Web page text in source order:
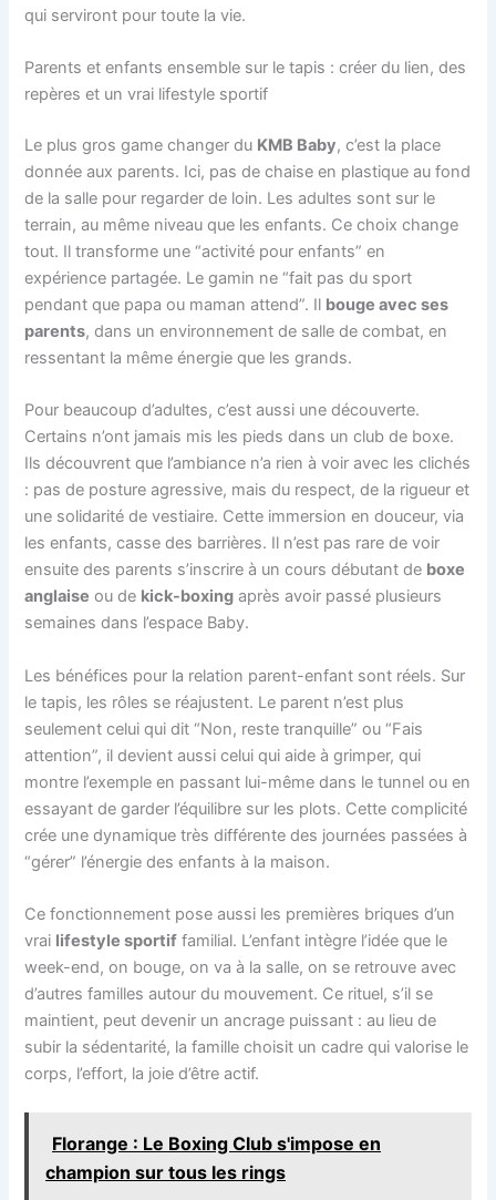
qui serviront pour toute la vie.
Parents et enfants ensemble sur le tapis : créer du lien, des
repères et un vrai lifestyle sportif
Le plus gros game changer du KMB Baby, c’est la place
donnée aux parents. Ici, pas de chaise en plastique au fond
de la salle pour regarder de loin. Les adultes sont sur le
terrain, au même niveau que les enfants. Ce choix change
tout. Il transforme une “activité pour enfants” en
expérience partagée. Le gamin ne “fait pas du sport
pendant que papa ou maman attend”. Il bouge avec ses
parents, dans un environnement de salle de combat, en
ressentant la même énergie que les grands.
Pour beaucoup d’adultes, c’est aussi une découverte.
Certains n’ont jamais mis les pieds dans un club de boxe.
Ils découvrent que l’ambiance n’a rien à voir avec les clichés
: pas de posture agressive, mais du respect, de la rigueur et
une solidarité de vestiaire. Cette immersion en douceur, via
les enfants, casse des barrières. Il n’est pas rare de voir
ensuite des parents s’inscrire à un cours débutant de boxe
anglaise ou de kick-boxing après avoir passé plusieurs
semaines dans l’espace Baby.
Les bénéfices pour la relation parent-enfant sont réels. Sur
le tapis, les rôles se réajustent. Le parent n’est plus
seulement celui qui dit “Non, reste tranquille” ou “Fais
attention”, il devient aussi celui qui aide à grimper, qui
montre l’exemple en passant lui-même dans le tunnel ou en
essayant de garder l’équilibre sur les plots. Cette complicité
crée une dynamique très différente des journées passées à
“gérer” l’énergie des enfants à la maison.
Ce fonctionnement pose aussi les premières briques d’un
vrai lifestyle sportif familial. L’enfant intègre l’idée que le
week-end, on bouge, on va à la salle, on se retrouve avec
d’autres familles autour du mouvement. Ce rituel, s’il se
maintient, peut devenir un ancrage puissant : au lieu de
subir la sédentarité, la famille choisit un cadre qui valorise le
corps, l’effort, la joie d’être actif.
Florange : Le Boxing Club s'impose en
champion sur tous les rings